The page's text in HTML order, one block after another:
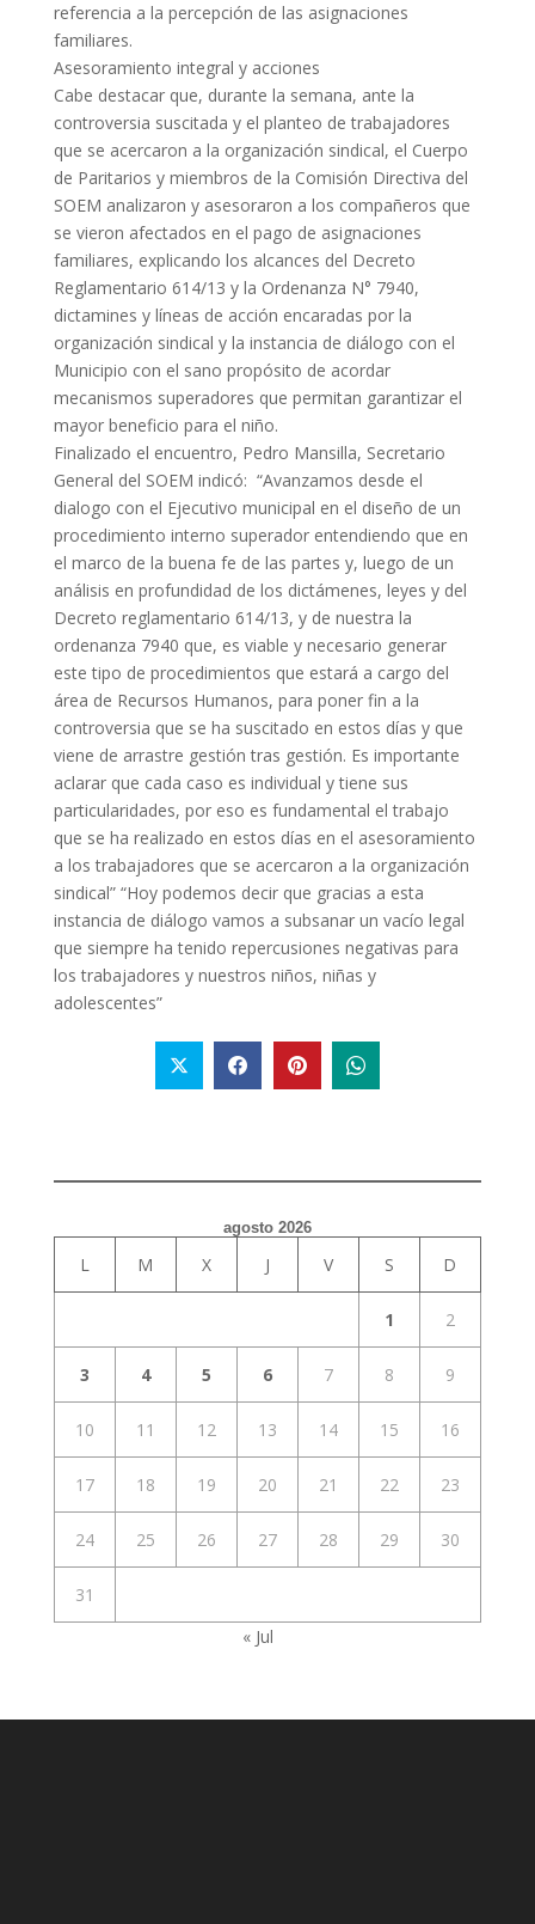
referencia a la percepción de las asignaciones
familiares.
Asesoramiento integral y acciones
Cabe destacar que, durante la semana, ante la
controversia suscitada y el planteo de trabajadores
que se acercaron a la organización sindical, el Cuerpo
de Paritarios y miembros de la Comisión Directiva del
SOEM analizaron y asesoraron a los compañeros que
se vieron afectados en el pago de asignaciones
familiares, explicando los alcances del Decreto
Reglamentario 614/13 y la Ordenanza N° 7940,
dictamines y líneas de acción encaradas por la
organización sindical y la instancia de diálogo con el
Municipio con el sano propósito de acordar
mecanismos superadores que permitan garantizar el
mayor beneficio para el niño.
Finalizado el encuentro, Pedro Mansilla, Secretario
General del SOEM indicó: “Avanzamos desde el
dialogo con el Ejecutivo municipal en el diseño de un
procedimiento interno superador entendiendo que en
el marco de la buena fe de las partes y, luego de un
análisis en profundidad de los dictámenes, leyes y del
Decreto reglamentario 614/13, y de nuestra la
ordenanza 7940 que, es viable y necesario generar
este tipo de procedimientos que estará a cargo del
área de Recursos Humanos, para poner fin a la
controversia que se ha suscitado en estos días y que
viene de arrastre gestión tras gestión. Es importante
aclarar que cada caso es individual y tiene sus
particularidades, por eso es fundamental el trabajo
que se ha realizado en estos días en el asesoramiento
a los trabajadores que se acercaron a la organización
sindical” “Hoy podemos decir que gracias a esta
instancia de diálogo vamos a subsanar un vacío legal
que siempre ha tenido repercusiones negativas para
los trabajadores y nuestros niños, niñas y
adolescentes”
agosto 2026
L M X J V S D
1 2
3 4 5 6 7 8 9
10 11 12 13 14 15 16
17 18 19 20 21 22 23
24 25 26 27 28 29 30
31
« Jul